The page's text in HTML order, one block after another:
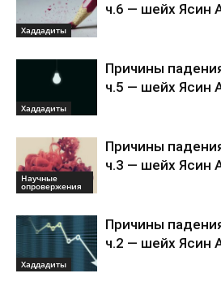
Хаддадиты
ч.6 — шейх Ясин
Хаддадиты
Причины
ч.5 — шейх Ясин
Научные
опровержения
Причины
ч.3 — шейх Ясин
Хаддадиты
Причины
ч.2 — шейх Ясин